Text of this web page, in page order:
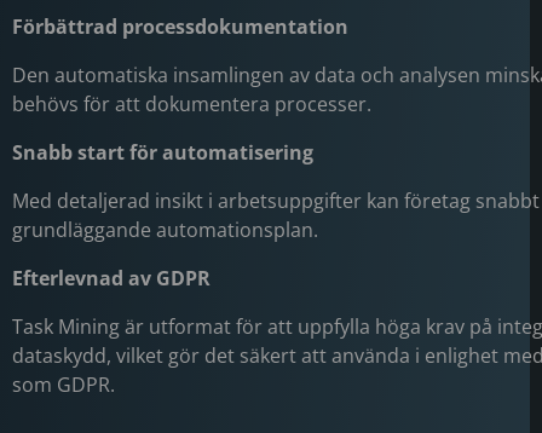
Förbättrad processdokumentation
Den automatiska insamlingen av data och analysen
behövs för att dokumentera processer.
Snabb start för automatisering
Med detaljerad insikt i arbetsuppgifter kan företag snabbt
grundläggande automationsplan.
Efterlevnad av GDPR
Task Mining är utformat för att uppfylla höga krav på
dataskydd, vilket gör det säkert att använda i enlighet
som GDPR.